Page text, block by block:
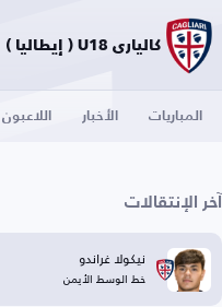
كالياري U18 ( إيطاليا )
المباريات الأخبار اللاعبون
آخر الإنتقالات
نيكولا غراندو
خط الوسط الأيمن